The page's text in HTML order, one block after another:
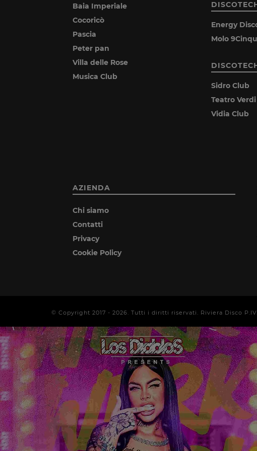
Baia Imperiale
Cocoricò
Pascia
Peter pan
Villa delle Rose
Musica Club
Energy
Molo
Sidro Club
Teatro Verdi
Vidia Club
AZIENDA
Chi siamo
Contatti
Privacy
Cookie Policy
© Copyright 2017 - 2026. Tutti i diritti riservati. Riviera Disco